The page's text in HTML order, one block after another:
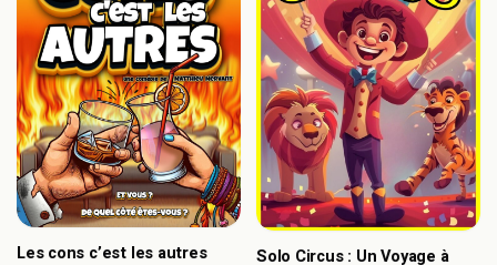
Les cons c’est les autres
Solo Circus : Un Voyage à